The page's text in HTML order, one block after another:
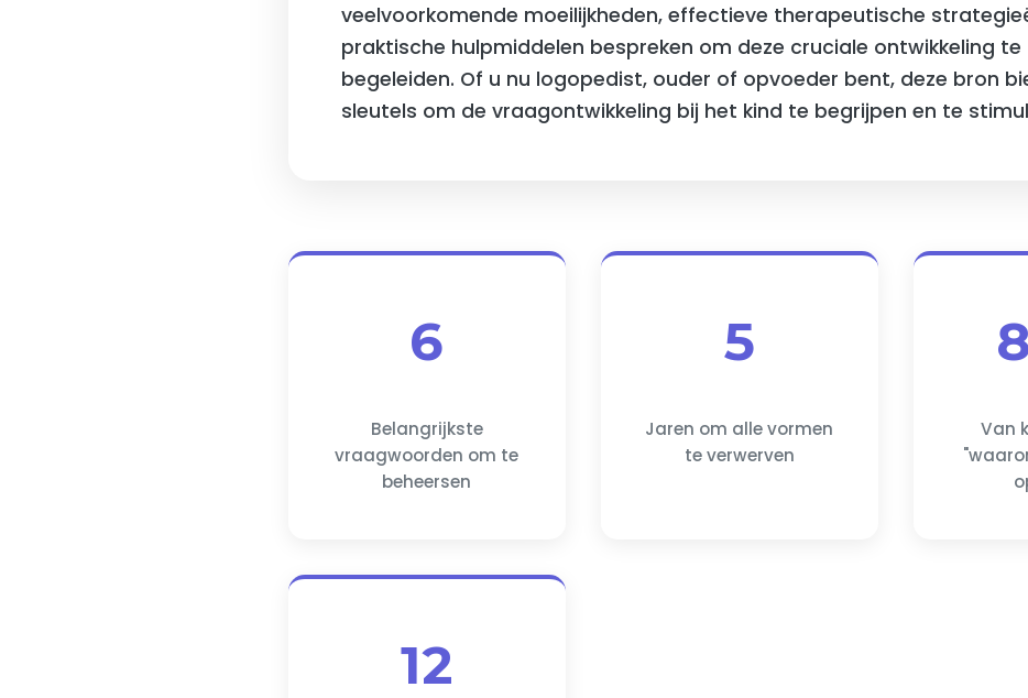
veelvoorkomende moeilijkheden, effectieve therapeutische
praktische hulpmiddelen bespreken om deze cruciale ontwikkeling te
begeleiden. Of u nu logopedist, ouder of opvoeder bent, deze bron
sleutels om de vraagontwikkeling bij het kind te begrijpen en te
6
Belangrijkste
vraagwoorden om te
beheersen
5
Jaren om alle vormen
te verwerven
Van
12